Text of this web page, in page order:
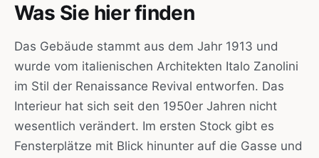
Was Sie hier finden
Das Gebäude stammt aus dem Jahr 1913 und
wurde vom italienischen Architekten Italo Zanolini
im Stil der Renaissance Revival entworfen. Das
Interieur hat sich seit den 1950er Jahren nicht
wesentlich verändert. Im ersten Stock gibt es
Fensterplätze mit Blick hinunter auf die Gasse und